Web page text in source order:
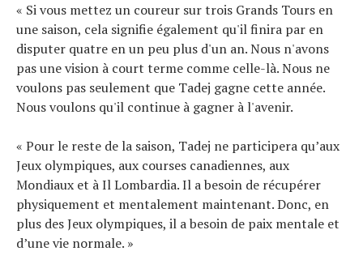
« Si vous mettez un coureur sur trois Grands Tours en
une saison, cela signifie également qu'il finira par en
disputer quatre en un peu plus d'un an. Nous n'avons
pas une vision à court terme comme celle-là. Nous ne
voulons pas seulement que Tadej gagne cette année.
Nous voulons qu'il continue à gagner à l'avenir.
« Pour le reste de la saison, Tadej ne participera qu’aux
Jeux olympiques, aux courses canadiennes, aux
Mondiaux et à Il Lombardia. Il a besoin de récupérer
physiquement et mentalement maintenant. Donc, en
plus des Jeux olympiques, il a besoin de paix mentale et
d’une vie normale. »
Actualités
Technologies
Tests de produits
Conseils